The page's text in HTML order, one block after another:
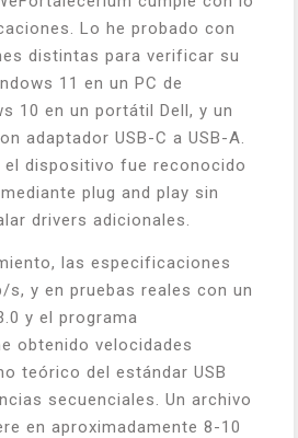
Lo he probado con
distintas para verificar su
11 en un PC de
10 en un portátil Dell, y un
adaptador USB-C a USB-A.
dispositivo fue reconocido
plug and play sin
drivers adicionales.
las especificaciones
s, y en pruebas reales con un
y el programa
obtenido velocidades
teórico del estándar USB
secuenciales. Un archivo
en aproximadamente 8-10